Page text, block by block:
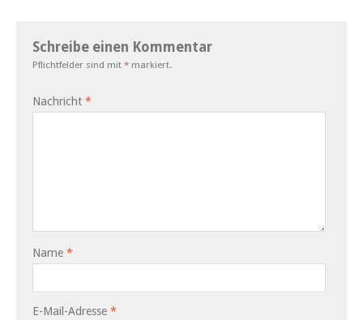
Schreibe einen Kommentar
Pflichtfelder sind mit * markiert.
Nachricht *
Name *
E-Mail-Adresse *